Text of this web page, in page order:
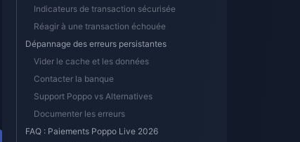
Indicateurs de transaction sécurisée
Réagir à une transaction échouée
Dépannage des erreurs persistantes
Vider le cache et les données
Contacter la banque
Support Poppo vs Alternatives
Documenter les erreurs
FAQ : Paiements Poppo Live 2026